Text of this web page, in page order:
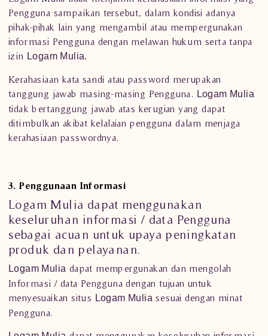
Pengguna sampaikan tersebut, dalam kondisi adanya
pihak-pihak lain yang mengambil atau mempergunakan
informasi Pengguna dengan melawan hukum serta tanpa
izin Logam Mulia.
Kerahasiaan kata sandi atau password merupakan
tanggung jawab masing-masing Pengguna. Logam Mulia
tidak bertanggung jawab atas kerugian yang dapat
ditimbulkan akibat kelalaian pengguna dalam menjaga
kerahasiaan passwordnya.
3. Penggunaan Informasi
Logam Mulia dapat menggunakan
keseluruhan informasi / data Pengguna
sebagai acuan untuk upaya peningkatan
produk dan pelayanan.
Logam Mulia dapat mempergunakan dan mengolah
Informasi / data Pengguna dengan tujuan untuk
menyesuaikan situs Logam Mulia sesuai dengan minat
Pengguna.